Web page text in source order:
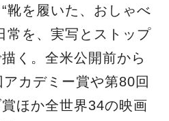
靴を履いた、おしゃべ
常を、実写とストップ
く。全米公開前から
カデミー賞や第80回
ほか全世界34の映画